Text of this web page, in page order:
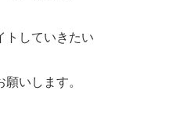
トしていきたい
いします。